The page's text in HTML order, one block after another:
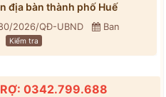
địa bàn thành phố Huế
2026/QĐ-UBND
Ban
Kiểm tra
0342.799.688